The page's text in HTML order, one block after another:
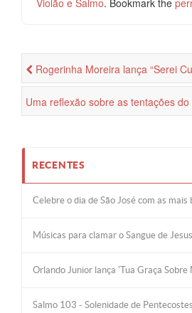
Violão e Salmo. Bookmark the
Rogerinha Moreira lança “Serei
cantada por cura e restauração
Uma reflexão sobre as tentações
RECENTES
Celebre o dia de São José com as mais
Músicas para clamar o Sangue de Jesus
Orlando Junior lança 'Tua Graça Sobre
Salmo 103 - Solenidade de Pentecostes